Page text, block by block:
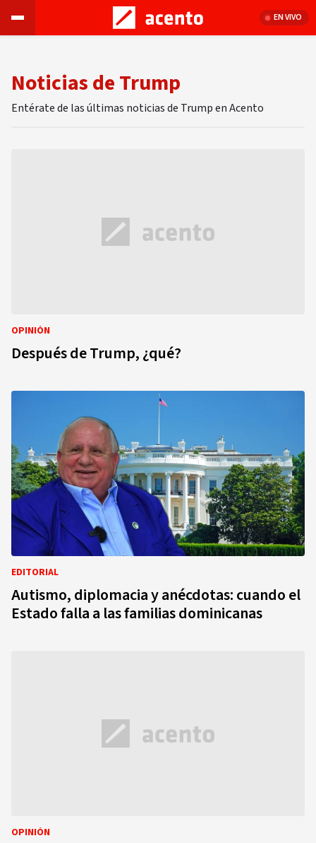
EN VIVO
Noticias de Trump
Entérate de las últimas noticias de Trump en Acento
OPINIÓN
Después de Trump, ¿qué?
EDITORIAL
Autismo, diplomacia y anécdotas: cuando el
Estado falla a las familias dominicanas
OPINIÓN